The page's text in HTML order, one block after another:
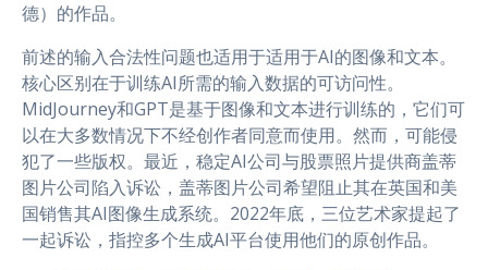
德）的作品。
前述的输入合法性问题也适用于适用于AI的图像和文本。
核心区别在于训练AI所需的输入数据的可访问性。
MidJourney和GPT是基于图像和文本进行训练的，它们可
以在大多数情况下不经创作者同意而使用。然而，可能侵
犯了一些版权。最近，稳定AI公司与股票照片提供商盖蒂
图片公司陷入诉讼，盖蒂图片公司希望阻止其在英国和美
国销售其AI图像生成系统。2022年底，三位艺术家提起了
一起诉讼，指控多个生成AI平台使用他们的原创作品。